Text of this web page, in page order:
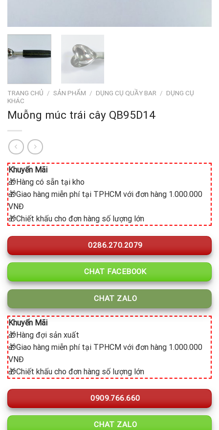
TRANG CHỦ / SẢN PHẨM / DỤNG CỤ QUẦY BAR / DỤNG CỤ
KHÁC
Muỗng múc trái cây QB95D14
Khuyến Mãi
🎁Hàng có sẵn tại kho
🎁Giao hàng miễn phí tại TPHCM với đơn hàng 1.000.000
VNĐ
🎁Chiết khấu cho đơn hàng số lượng lớn
0286.270.2079
CHAT FACEBOOK
CHAT ZALO
Khuyến Mãi
🎁Hàng đợi sản xuất
🎁Giao hàng miễn phí tại TPHCM với đơn hàng 1.000.000
VNĐ
🎁Chiết khấu cho đơn hàng số lượng lớn
0909.766.660
CHAT ZALO